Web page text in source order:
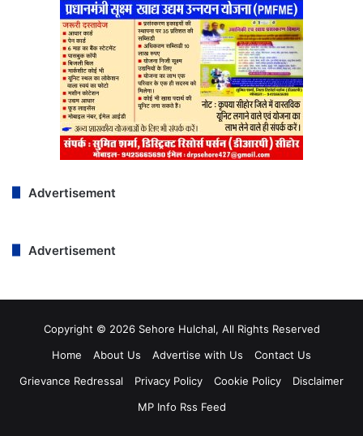
Advertisement
Advertisement
Copyright © 2026 Sehore Hulchal, All Rights Reserved
Home
About Us Advertise with Us
Contact Us
Grievance Redressal
Privacy Policy Cookie Policy
Disclaimer
MP Info Rss Feed